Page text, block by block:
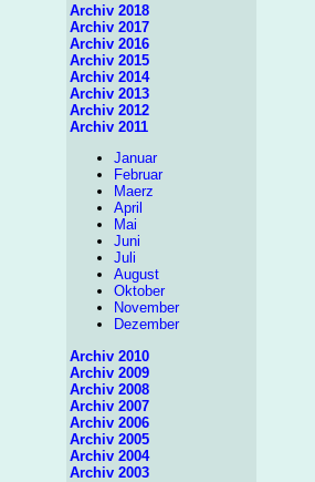
Archiv 2018
Archiv 2017
Archiv 2016
Archiv 2015
Archiv 2014
Archiv 2013
Archiv 2012
Archiv 2011
Januar
Februar
Maerz
April
Mai
Juni
Juli
August
Oktober
November
Dezember
Archiv 2010
Archiv 2009
Archiv 2008
Archiv 2007
Archiv 2006
Archiv 2005
Archiv 2004
Archiv 2003